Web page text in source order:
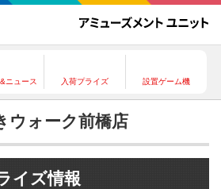
ニュース 入荷プライズ 設置ゲーム機
ウォーク前橋店
イズ情報